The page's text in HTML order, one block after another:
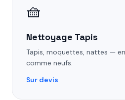
🧺
Nettoyage Tapis
Tapis, moquettes, nattes —
comme neufs.
Sur devis